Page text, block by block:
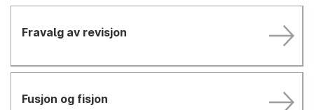
Fravalg av revisjon
Fusjon og fisjon